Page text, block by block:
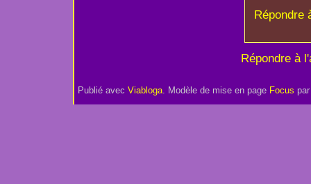
Répondre
Répondre à
Publié avec Viabloga. Modèle de mise en page Focus